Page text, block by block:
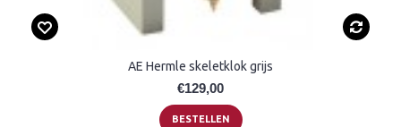
AE Hermle skeletklok grijs
€129,00
BESTELLEN